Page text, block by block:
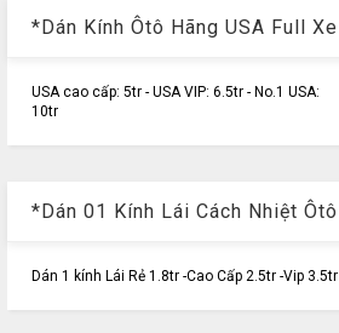
*Dán Kính Ôtô Hãng USA Full Xe
USA cao cấp: 5tr - USA VIP: 6.5tr - No.1 USA:
10tr
*Dán 01 Kính Lái Cách Nhiệt Ôtô
Dán 1 kính Lái Rẻ 1.8tr -Cao Cấp 2.5tr -Vip 3.5tr